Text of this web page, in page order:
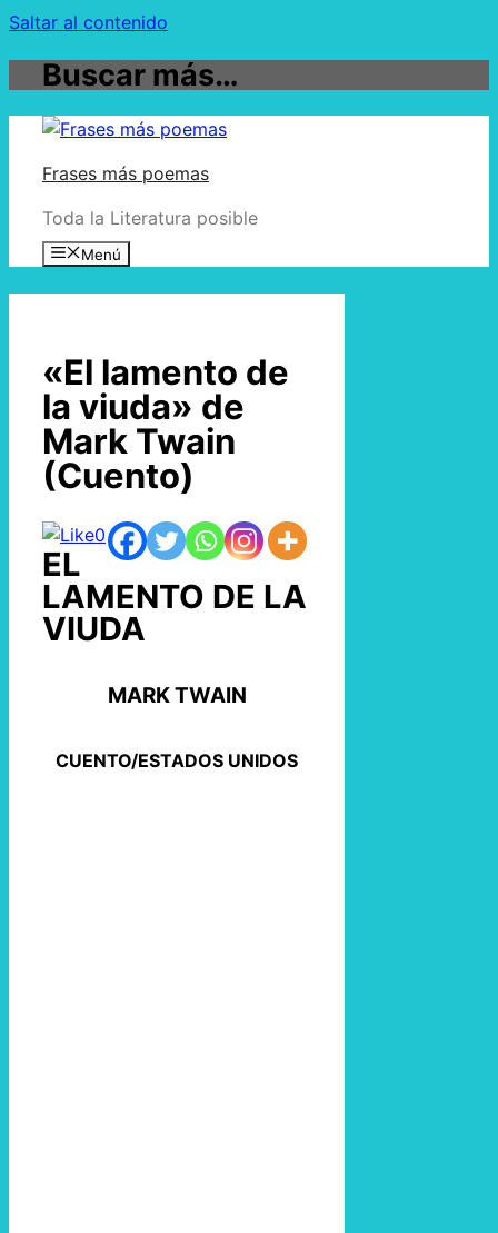
Saltar al contenido
Buscar más…
Frases más poemas
Toda la Literatura posible
Menú
«El lamento de
la viuda» de
Mark Twain
(Cuento)
0
EL
LAMENTO DE LA
VIUDA
MARK TWAIN
CUENTO/ESTADOS UNIDOS